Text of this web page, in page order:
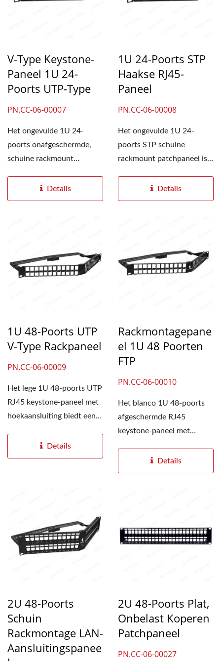
V-Type Keystone-
Paneel 1U 24-
Poorts UTP-Type
PN.CC-06-00007
Het ongevulde 1U 24-
poorts onafgeschermde,
schuine rackmount
patchpaneel...Details
1U 24-Poorts STP
Haakse RJ45-
Paneel
PN.CC-06-00008
Het ongevulde 1U 24-
poorts STP schuine
rackmount patchpaneel is
keystone-stijl....
Details
1U 48-Poorts UTP
V-Type Rackpaneel
PN.CC-06-00009
Het lege 1U 48-poorts UTP
RJ45 keystone-paneel met
hoekaansluiting biedt een
Details
Rackmontagepane
El 1U 48 Poorten
FTP
PN.CC-06-00010
Het blanco 1U 48-poorts
afgeschermde RJ45
keystone-paneel met
een oplossing...Details
2U 48-Poorts
Schuin
Rackmontage LAN-
Aansluitingspanee
2U 48-Poorts Plat,
Onbelast Koperen
Patchpaneel
PN.CC-06-00027